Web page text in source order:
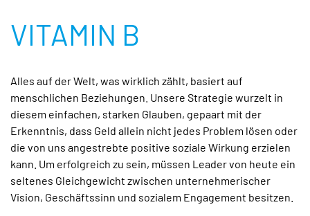
VITAMIN B
Alles auf der Welt, was wirklich zählt, basiert auf
menschlichen Beziehungen. Unsere Strategie wurzelt in
diesem einfachen, starken Glauben, gepaart mit der
Erkenntnis, dass Geld allein nicht jedes Problem lösen oder
die von uns angestrebte positive soziale Wirkung erzielen
kann. Um erfolgreich zu sein, müssen Leader von heute ein
seltenes Gleichgewicht zwischen unternehmerischer
Vision, Geschäftssinn und sozialem Engagement besitzen.